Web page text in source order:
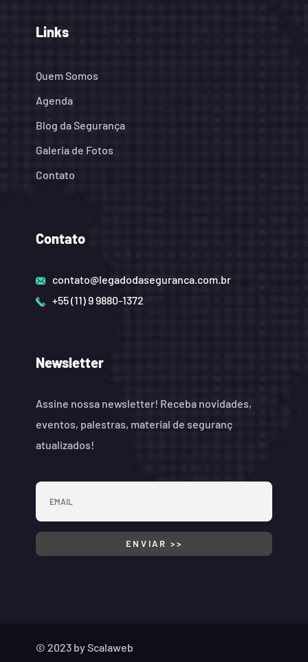
Links
Quem Somos
Agenda
Blog da Segurança
Galeria de Fotos
Contato
Contato
contato@legadodaseguranca.com.br
+55 (11) 9 9880-1372
Newsletter
Assine nossa newsletter! Receba novidades,
eventos, palestras, material de seguranç
atualizados!
© 2023 byScalaweb